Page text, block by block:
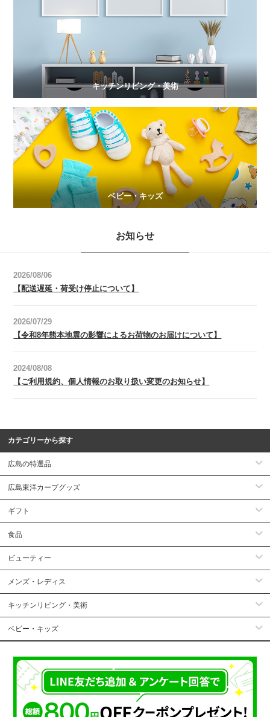
キッチンリビング・美術
ベビー・キッズ
お知らせ
2026/08/06
【配送遅延・荷受け停止について】
2026/07/29
【令和8年熊本地震の影響によるお荷物のお届けについて】
2024/08/08
【ご利用規約、個人情報のお取り扱い変更のお知らせ】
カテゴリーから探す
広島の特選品
広島東洋カープグッズ
ギフト
食品
ビューティー
メンズ・レディス
キッチンリビング・美術
ベビー・キッズ